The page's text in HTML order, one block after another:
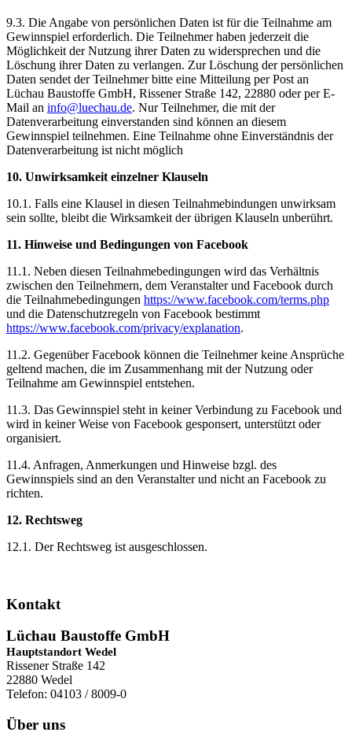
9.3. Die Angabe von persönlichen Daten ist für die Teilnahme am
Gewinnspiel erforderlich. Die Teilnehmer haben jederzeit die
Möglichkeit der Nutzung ihrer Daten zu widersprechen und die
Löschung ihrer Daten zu verlangen. Zur Löschung der persönlichen
Daten sendet der Teilnehmer bitte eine Mitteilung per Post an
Lüchau Baustoffe GmbH, Rissener Straße 142, 22880 oder per E-
Mail an info@luechau.de. Nur Teilnehmer, die mit der
Datenverarbeitung einverstanden sind können an diesem
Gewinnspiel teilnehmen. Eine Teilnahme ohne Einverständnis der
Datenverarbeitung ist nicht möglich
10. Unwirksamkeit einzelner Klauseln
10.1. Falls eine Klausel in diesen Teilnahmebindungen unwirksam
sein sollte, bleibt die Wirksamkeit der übrigen Klauseln unberührt.
11. Hinweise und Bedingungen von Facebook
11.1. Neben diesen Teilnahmebedingungen wird das Verhältnis
zwischen den Teilnehmern, dem Veranstalter und Facebook durch
die Teilnahmebedingungen https://www.facebook.com/terms.php
und die Datenschutzregeln von Facebook bestimmt
https://www.facebook.com/privacy/explanation.
11.2. Gegenüber Facebook können die Teilnehmer keine Ansprüche
geltend machen, die im Zusammenhang mit der Nutzung oder
Teilnahme am Gewinnspiel entstehen.
11.3. Das Gewinnspiel steht in keiner Verbindung zu Facebook und
wird in keiner Weise von Facebook gesponsert, unterstützt oder
organisiert.
11.4. Anfragen, Anmerkungen und Hinweise bzgl. des
Gewinnspiels sind an den Veranstalter und nicht an Facebook zu
richten.
12. Rechtsweg
12.1. Der Rechtsweg ist ausgeschlossen.
Kontakt
Lüchau Baustoffe GmbH
Hauptstandort Wedel
Rissener Straße 142
22880 Wedel
Telefon: 04103 / 8009-0
Über uns